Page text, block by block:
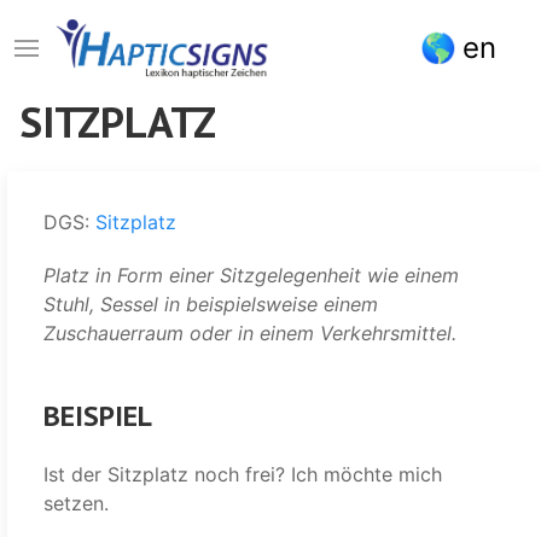
zum
en
SITZPLATZ
DGS: Sitzplatz
Platz in Form einer Sitzgelegenheit wie einem
Stuhl, Sessel in beispielsweise einem
Zuschauerraum oder in einem Verkehrsmittel.
BEISPIEL
Ist der Sitzplatz noch frei? Ich möchte mich
setzen.